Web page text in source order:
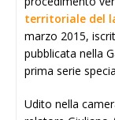
territoriale del
marzo 2015,
pubblicata nella
prima serie
Udito nella